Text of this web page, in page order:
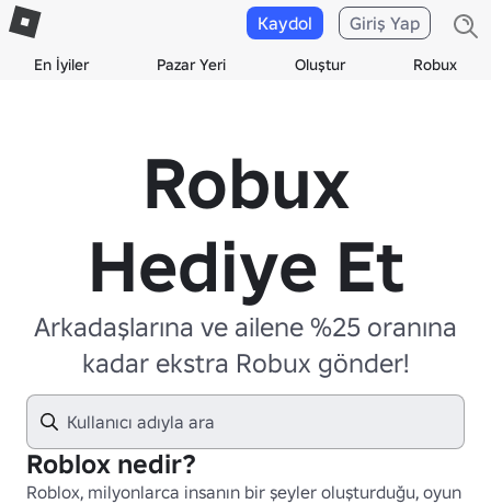
En İyiler Pazar Yeri Oluştur Robux
Kaydol Giriş Yap
Robux
Hediye Et
Arkadaşlarına ve ailene %25 oranına
kadar ekstra Robux gönder!
Roblox nedir?
Roblox, milyonlarca insanın bir şeyler oluşturduğu, oyun